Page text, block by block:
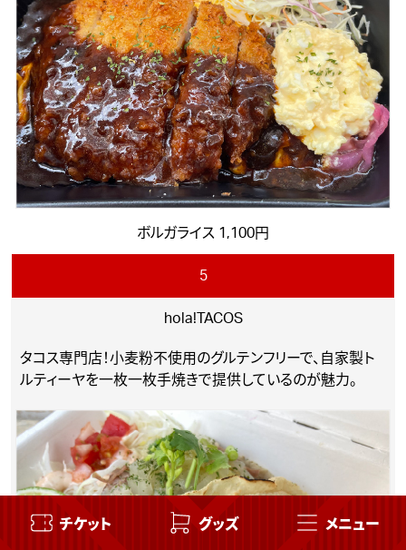
ボルガライス 1,100円
5
hola!TACOS
タコス専門店！小麦粉不使用のグルテンフリーで、自家製ト
ルティーヤを一枚一枚手焼きで提供しているのが魅力。
チケット グッズ メニュー